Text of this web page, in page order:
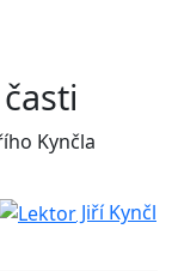
Kynčla
Jiří Kynčl